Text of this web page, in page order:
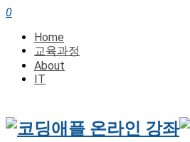
0
Home
교육과정
About
IT